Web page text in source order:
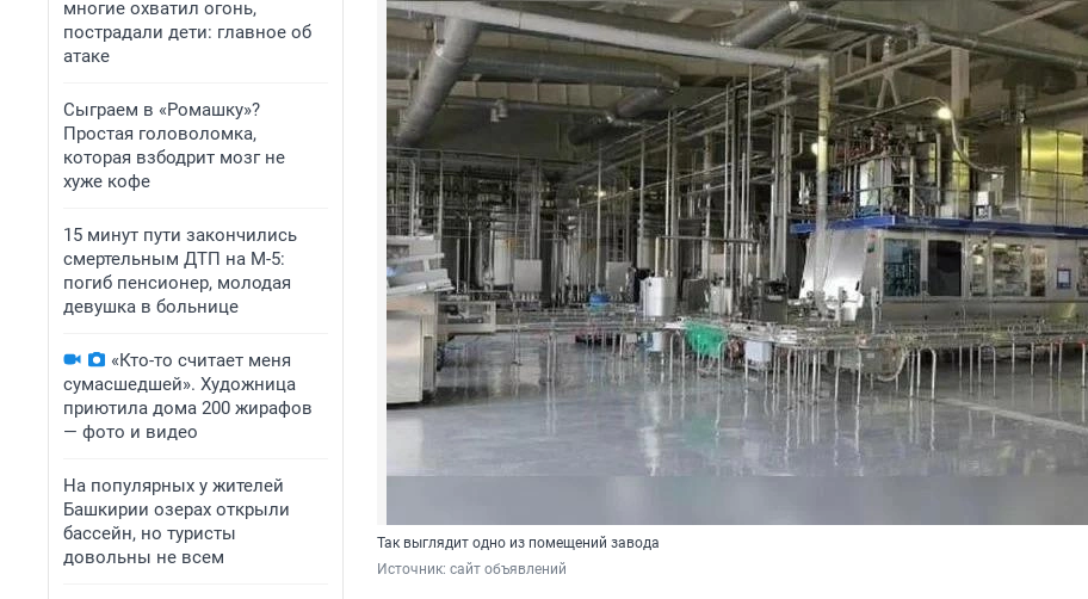
многие охватил огонь,
пострадали дети: главное об
атаке
Сыграем в «Ромашку»?
Простая головоломка,
которая взбодрит мозг не
хуже кофе
15 минут пути закончились
смертельным ДТП на М-5:
погиб пенсионер, молодая
девушка в больнице
«Кто-то считает меня
сумасшедшей». Художница
приютила дома 200 жирафов
— фото и видео
На популярных у жителей
Башкирии озерах открыли
бассейн, но туристы
довольны не всем
Так выглядит одно из помещений завода
Источник: сайт объявлений